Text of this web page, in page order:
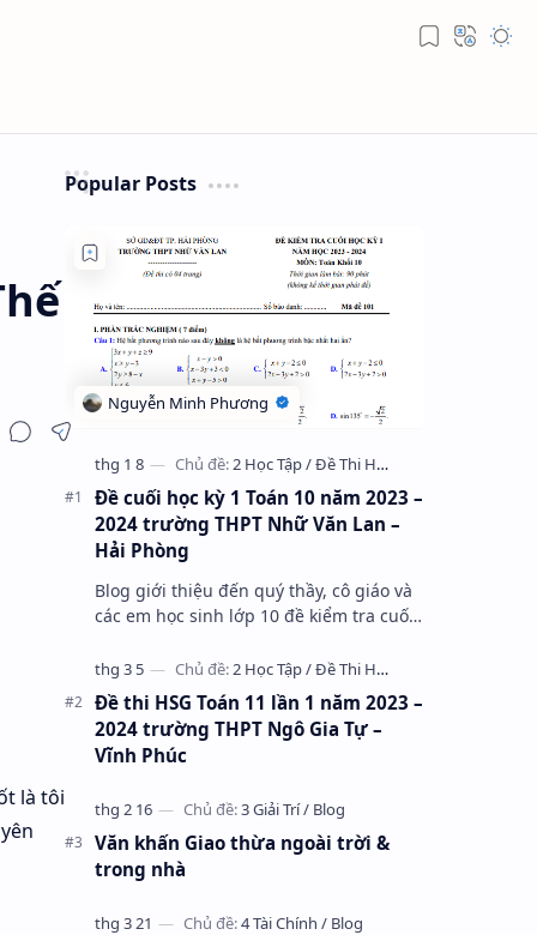
là tôi
Popular Posts
Đề cuối học kỳ 1 Toán 10 năm 2023 –
2024 trường THPT Nhữ Văn Lan –
Hải Phòng
Blog giới thiệu đến quý thầy, cô giáo và
các em học sinh lớp 10 đề kiểm tra cuối
2024 trường THPT Nhữ Văn Lan, th…
Đề thi HSG Toán 11 lần 1 năm 2023 –
2024 trường THPT Ngô Gia Tự –
Vĩnh Phúc
Văn khấn Giao thừa ngoài trời &
trong nhà